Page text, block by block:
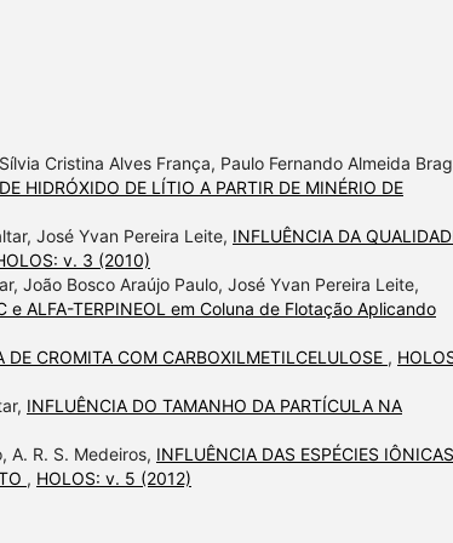
Cristina Alves França, Paulo Fernando Almeida
HIDRÓXIDO DE LÍTIO A PARTIR DE MINÉRIO DE
José Yvan Pereira Leite, INFLUÊNCIA DA
v. 3 (2010)
João Bosco Araújo Paulo, José Yvan Pereira Leite,
ALFA-TERPINEOL em Coluna de Flotação Aplicando
DE CROMITA COM CARBOXILMETILCELULOSE ,
INFLUÊNCIA DO TAMANHO DA PARTÍCULA NA
A. R. S. Medeiros, INFLUÊNCIA DAS ESPÉCIES IÔNICAS
, HOLOS: v. 5 (2012)